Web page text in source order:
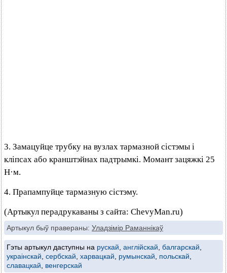
3. Замацуйце трубку на вузлах тармазной сістэмы і
кліпсах або кранштэйнах падтрымкі. Момант зацяжкі 25
Н·м.
4. Прапампуйце тармазную сістэму.
(Артыкул перадрукаваны з сайта: ChevyMan.ru)
Артыкул быў правераны: Уладзімір Раманнікаў
Гэты артыкул даступны на рускай англійскай балгарскай
украінскай сербскай харвацкай румынскай польскай
славацкай
венгерскай